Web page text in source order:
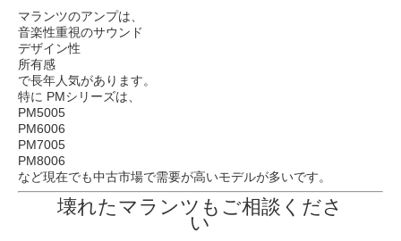
マランツのアンプは、
音楽性重視のサウンド
デザイン性
所有感
で長年人気があります。
特に PMシリーズは、
PM5005
PM6006
PM7005
PM8006
など現在でも中古市場で需要が高いモデルが多いです。
壊れたマランツもご相談くださ
い